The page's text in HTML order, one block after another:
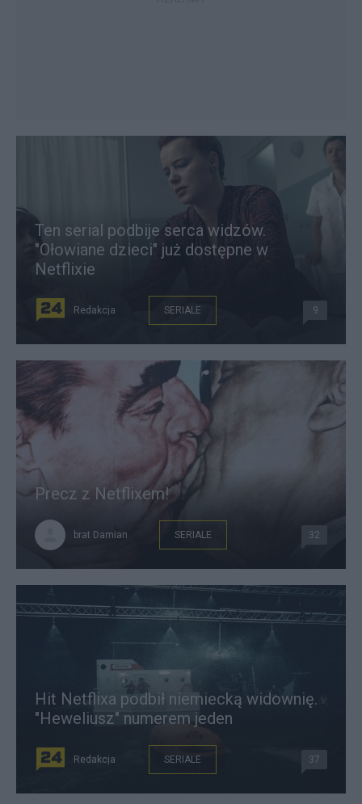
Ten serial podbije serca widzów.
"Ołowiane dzieci" już dostępne w
Netflixie
Redakcja SERIALE 9
Precz z Netflixem!
brat Damian SERIALE 32
Hit Netflixa podbił niemiecką widownię.
"Heweliusz" numerem jeden
Redakcja SERIALE 37